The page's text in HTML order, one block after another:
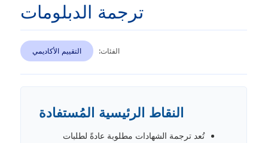
ترجمة الدبلومات
الفئات: التقييم الأكاديمي
النقاط الرئيسية المُستفادة
تُعد ترجمة الشهادات مطلوبة عادةً لطلبات